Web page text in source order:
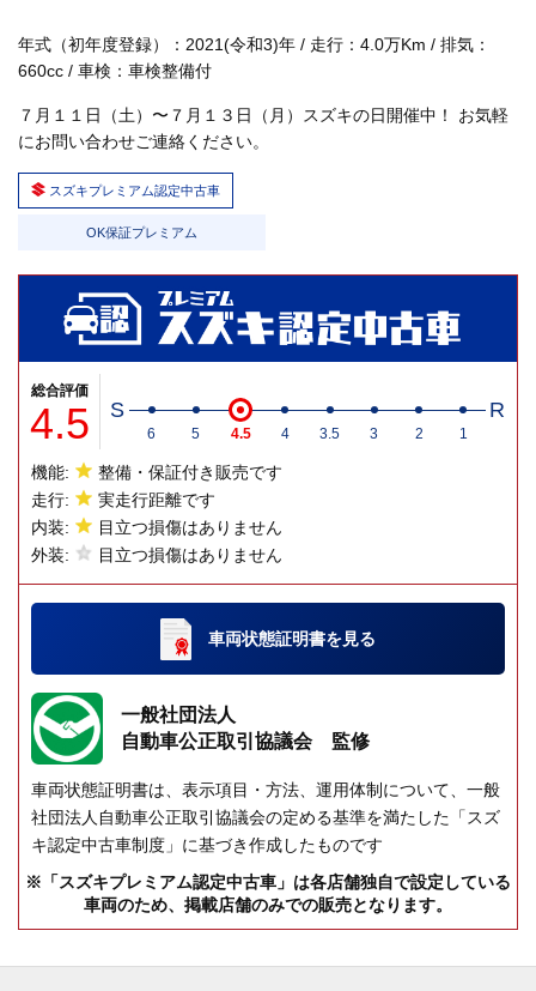
年式（初年度登録）：2021(令和3)年 / 走行：4.0万Km / 排気：
660cc / 車検：車検整備付
７月１１日（土）〜７月１３日（月）スズキの日開催中！ お気軽
にお問い合わせご連絡ください。
スズキプレミアム認定中古車
OK保証プレミアム
総合評価
4.5 S R
6 5 4.5 4 3.5 3 2 1
機能:
整備・保証付き販売です
走行:
実走行距離です
内装:
目立つ損傷はありません
外装:
目立つ損傷はありません
車両状態証明書を見る
一般社団法人
自動車公正取引協議会 監修
車両状態証明書は、表示項目・方法、運用体制について、一般
社団法人自動車公正取引協議会の定める基準を満たした「スズ
キ認定中古車制度」に基づき作成したものです
※「スズキプレミアム認定中古車」は各店舗独自で設定している
車両のため、掲載店舗のみでの販売となります。